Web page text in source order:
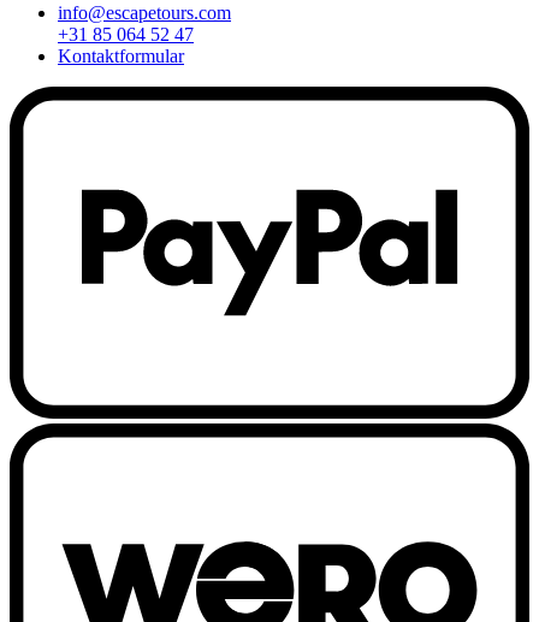
info@escapetours.com
+31 85 064 52 47
Kontaktformular